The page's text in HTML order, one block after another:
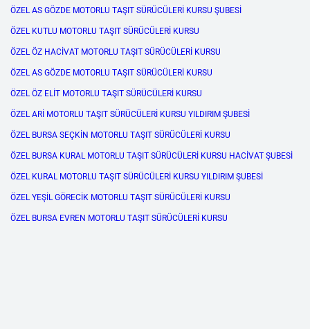
ÖZEL AS GÖZDE MOTORLU TAŞIT SÜRÜCÜLERİ KURSU ŞUBESİ
ÖZEL KUTLU MOTORLU TAŞIT SÜRÜCÜLERİ KURSU
ÖZEL ÖZ HACİVAT MOTORLU TAŞIT SÜRÜCÜLERİ KURSU
ÖZEL AS GÖZDE MOTORLU TAŞIT SÜRÜCÜLERİ KURSU
ÖZEL ÖZ ELİT MOTORLU TAŞIT SÜRÜCÜLERİ KURSU
ÖZEL ARİ MOTORLU TAŞIT SÜRÜCÜLERİ KURSU YILDIRIM ŞUBESİ
ÖZEL BURSA SEÇKİN MOTORLU TAŞIT SÜRÜCÜLERİ KURSU
ÖZEL BURSA KURAL MOTORLU TAŞIT SÜRÜCÜLERİ KURSU HACİVAT ŞUBESİ
ÖZEL KURAL MOTORLU TAŞIT SÜRÜCÜLERİ KURSU YILDIRIM ŞUBESİ
ÖZEL YEŞİL GÖRECİK MOTORLU TAŞIT SÜRÜCÜLERİ KURSU
ÖZEL BURSA EVREN MOTORLU TAŞIT SÜRÜCÜLERİ KURSU